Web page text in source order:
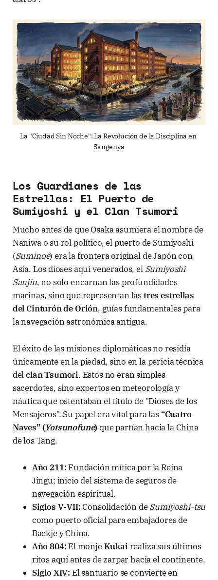
La "Ciudad Sin Noche": La Revolución de la Disciplina en
Sangenya
Los Guardianes de las
Estrellas: El Puerto de
Sumiyoshi y el Clan Tsumori
Mucho antes de que Osaka asumiera el nombre de
Naniwa o su rol político, el puerto de Sumiyoshi
(Suminoe) era la frontera original de Japón con
Asia. Los dioses aquí venerados, el Sumiyoshi
Sanjin, no solo encarnan las profundidades
marinas, sino que representan lastres estrellas
del Cinturón de Orión, guías fundamentales para
la navegación astronómica antigua.
El éxito de las misiones diplomáticas no residía
únicamente en la piedad, sino en la pericia técnica
delclan Tsumori. Estos no eran simples
sacerdotes, sino expertos en meteorología y
náutica que ostentaban el título de "Dioses de los
Mensajeros". Su papel era vital para las “Cuatro
Naves” (Yotsunofune)que partían hacia la China
de los Tang.
Año 211: Fundación mítica por la Reina
Jingu; inicio del sistema de seguros de
navegación espiritual.
Siglos V-VII:Consolidación deSumiyoshi-tsu
como puerto oficial para embajadores de
Baekje y China.
Año 804: El monjeKukai realiza sus últimos
ritos aquí antes de zarpar hacia el continente.
Siglo XIV: El santuario se convierte en